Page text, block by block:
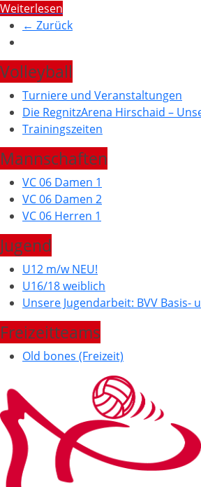
Weiterlesen
← Zurück
Volleyball
Turniere und Veranstaltungen
Die RegnitzArena Hirschaid –
Trainingszeiten
Mannschaften
VC 06 Damen 1
VC 06 Damen 2
VC 06 Herren 1
Jugend
U12 m/w NEU!
U16/18 weiblich
Unsere Jugendarbeit: BVV
Freizeitteams
Old bones (Freizeit)